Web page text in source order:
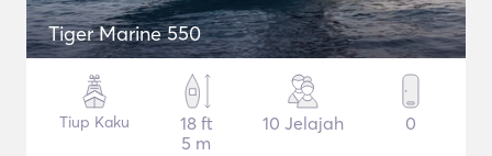
Tiger Marine 550
Tiup Kaku
18 ft
5 m
10 Jelajah 0